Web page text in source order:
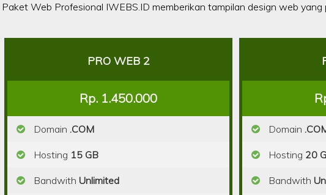
Web Profesional IWEBS.ID memberikan tampilan design web yang
PRO WEB 2
Rp. 1.450.000
Domain .COM
Hosting 15 GB
Bandwith Unlimited
Domain
Hosting 20
Bandwith